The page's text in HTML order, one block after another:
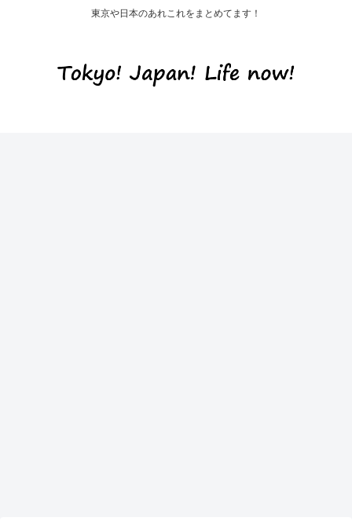
東京や日本のあれこれをまとめてます！